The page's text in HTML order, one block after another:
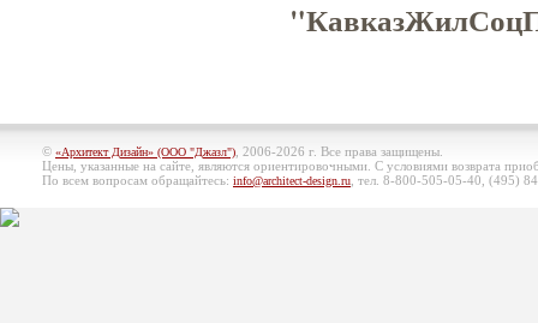
© «Архитект Дизайн» (ООО "Джазл") , 2006-2026 г. Все права защищены.
Цены, указанные на сайте, являются ориентировочными. С условиями возврата
По всем вопросам обращайтесь: info@architect-design.ru , тел. 8-800-505-05-40, (495)